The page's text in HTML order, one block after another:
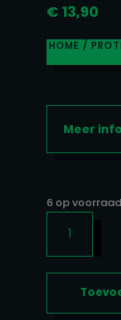
€ 13,90
HOME /
Meer
6 op voorraad
90CAPS
AANTAL